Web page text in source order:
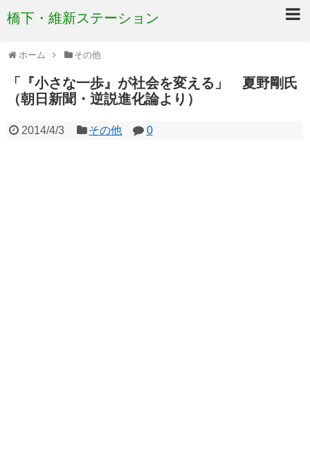
橋下・維新ステーション
ホーム その他
「『小さな一歩』が社会を変える」 夏野剛氏
（朝日新聞・逆説進化論より）
2014/4/3 その他 0